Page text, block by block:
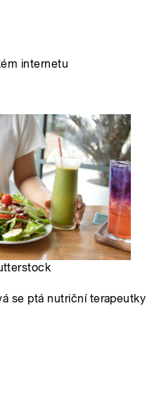
internetu
se ptá nutriční terapeutky